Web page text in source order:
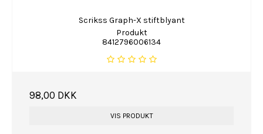
Scrikss Graph-X stiftblyant
Produkt
8412796006134
98,00 DKK
VIS PRODUKT